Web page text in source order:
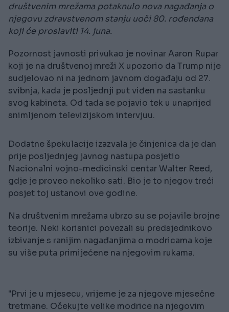
društvenim mrežama potaknulo nova nagađanja o
njegovu zdravstvenom stanju uoči 80. rođendana
koji će proslaviti 14. juna.
Pozornost javnosti privukao je novinar Aaron Rupar
koji je na društvenoj mreži X upozorio da Trump nije
sudjelovao ni na jednom javnom događaju od 27.
svibnja, kada je posljednji put viđen na sastanku
svog kabineta. Od tada se pojavio tek u unaprijed
snimljenom televizijskom intervjuu.
Dodatne špekulacije izazvala je činjenica da je dan
prije posljednjeg javnog nastupa posjetio
Nacionalni vojno-medicinski centar Walter Reed,
gdje je proveo nekoliko sati. Bio je to njegov treći
posjet toj ustanovi ove godine.
Na društvenim mrežama ubrzo su se pojavile brojne
teorije. Neki korisnici povezali su predsjednikovo
izbivanje s ranijim nagađanjima o modricama koje
su više puta primijećene na njegovim rukama.
"Prvi je u mjesecu, vrijeme je za njegove mjesečne
tretmane. Očekujte velike modrice na njegovim